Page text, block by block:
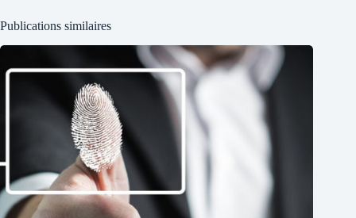
Publications similaires